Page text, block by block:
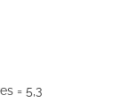
= 5,3